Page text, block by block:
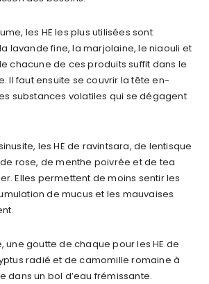
les HE les plus utilisées sont
lavande fine, la marjolaine, le niaouli et
chacune de ces produits suffit dans le
Il faut ensuite se couvrir la tête en-
substances volatiles qui se dégagent
les HE de ravintsara, de lentisque
rose, de menthe poivrée et de tea
Elles permettent de moins sentir les
de mucus et les mauvaises
une goutte de chaque pour les HE de
radié et de camomille romaine à
dans un bol d’eau frémissante.